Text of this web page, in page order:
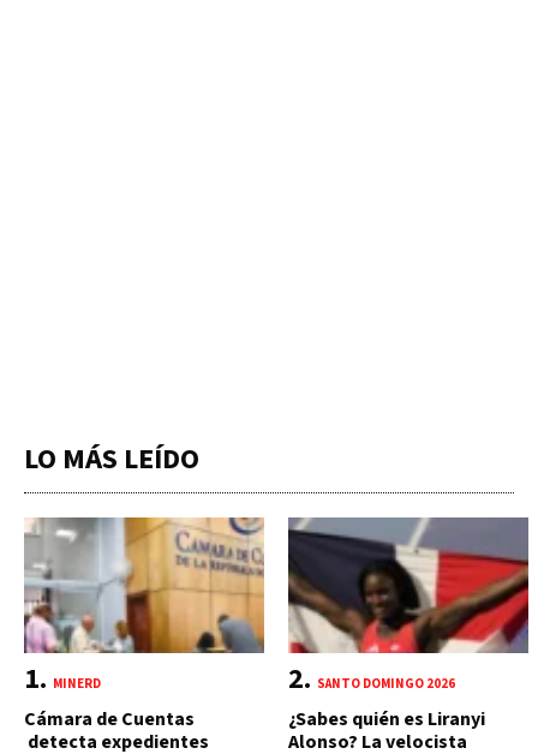
LO MÁS LEÍDO
MINERD
Cámara de Cuentas
detecta expedientes
SANTO DOMINGO 2026
¿Sabes quién es Liranyi
Alonso? La velocista